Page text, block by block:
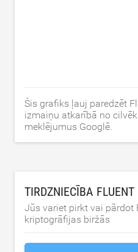
Šis grafiks ļauj paredzēt
izmaiņu atkarībā no
meklējumus Googlē.
TIRDZNIECĪBA
Jūs variet pirkt vai pārdot
kriptogrāfijas biržās